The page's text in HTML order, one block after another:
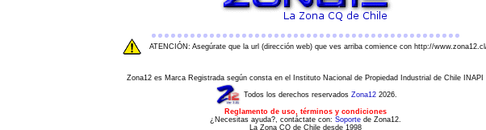
ATENCIÓN: Asegúrate que la url (dirección web) que ves arriba comience con http://
Zona12 es Marca Registrada según consta en el Instituto Nacional de Propiedad Industrial de Chile INAPI
Todos los derechos reservados Zona122026.
Reglamento de uso, términos y condiciones
¿Necesitas ayuda?, contáctate con: Soportede Zona12.
La Zona CQ de Chile desde 1998